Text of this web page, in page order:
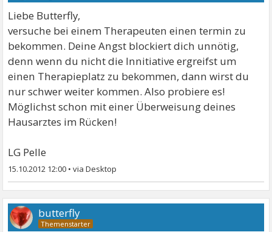
Liebe Butterfly,
versuche bei einem Therapeuten einen termin zu
bekommen. Deine Angst blockiert dich unnötig,
denn wenn du nicht die Innitiative ergreifst um
einen Therapieplatz zu bekommen, dann wirst du
nur schwer weiter kommen. Also probiere es!
Möglichst schon mit einer Überweisung deines
Hausarztes im Rücken!
LG Pelle
15.10.2012 12:00 •
butterfly